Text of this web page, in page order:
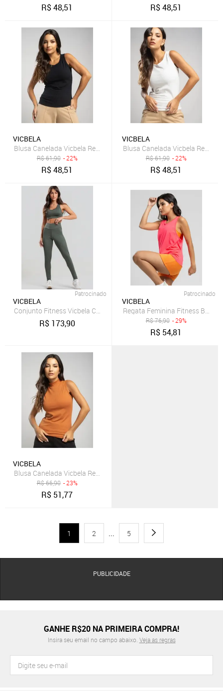
R$48,51 R$48,51
VICBELA
Blusa Canelada Vicbela Regata Gola Redonda Preto
R$61,90 - 22%
R$48,51
VICBELA
Blusa Canelada Vicbela Regata
R$61,90 - 22%
R$48,51
Patrocinado
VICBELA
Conjunto Fitness Vicbela Calça Legging + Top Nadador Suplex
R$ 173,90
Patrocinado
VICBELA
Regata Feminina Fitness Beach
R$76,90 - 29%
R$ 54,81
VICBELA
Blusa Canelada Vicbela Regata Gola Alta Caramelo
R$66,90 - 23%
R$ 51,77
1 2 ... 5
PUBLICIDADE
GANHE R$20 NA PRIMEIRA COMPRA!
Insira seu email no campo abaixo. Veja as regras